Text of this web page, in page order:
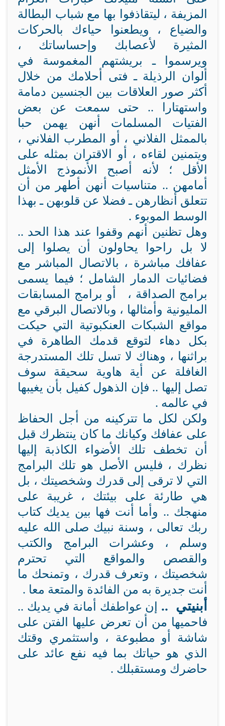
المزيفة ، ليتقاذفوا بها مع شباب البطالة
والضياع ، ويطعنوا حياءك بالحركات
المثيرة لأعصابك وإحساساتك ،
ويرسموا ـ بريشتهم المغموسة في
ألوان الرذيلة ـ فتى أحلامك من خلال
أكثر صور العلاقات بين الجنسين دمامة
واستهتارا .. حتى سمعت عن بعض
الفتيات المسلمات أنهن يهمن حبا
بالممثل الفلاني ، أو المطرب الفلاني ،
ويتمنين لقاءه ، أو الاقتران بمثله على
الأقل ؛ لأنه أصبح الأنموذج الأمثل
أمامهن .. متناسيات أنهن أطهر من أن
تتعلق أنظارهن ـ فضلا عن قلوبهن ـ بهذا
الوسط الموبوء .
وهل تظنين أنهم وقفوا عند هذا الحد ..
لا بل راحوا يحاولون أن يصلوا إلى
عفافك مباشرة ، بالاتصال المباشر مع
فضائيات الدمار الشامل ؛ فيما يسمى
برامج الصداقة ، أو برامج المسابقات
المليونية وأمثالها ، وبالاتصال البرقي مع
مواقع الشبكات العنكبوتية التي حيكت
بكل دهاء لتوقع قدمك الطاهرة في
براثنها ، وهناك لا تسل تلك المستدرجة
الغافلة عن أية هاوية سحيقة سوف
تصل إليها .. فإن الذهول كفيل بأن يغيبها
في عالمه .
ولكن لكل ما تتركينه من أجل الحفاظ
على عفافك وكيانك ما كان ينتظرك قبل
أن تخطف تلك الأضواء الكاذبة إليها
نظرك ، فليس الأصل هو تلك البرامج
التي لا ترقى إلى قدرك وشخصيتك ، بل
هي طارئة على بيئتك ، غريبة على
منهجك .. وأما أنت فها بين يديك كتاب
ربك تعالى ، وسنة نبيك صلى الله عليه
وسلم ، وعشرات البرامج والكتب
والقصص والمواقع التي تحترم
شخصيتك ، وتعرف قدرك ، وتمنحك ما
أنت جديرة به من الفائدة والمتعة معا .
أبنيتي ..
إن عواطفك أمانة في يديك ..
فاحميها من أن تعرض عليها الفتن على
شاشة أو مطبوعة ، واستثمري وقتك
الذي هو حياتك بما فيه نفع عائد على
حاضرك ومستقبلك .